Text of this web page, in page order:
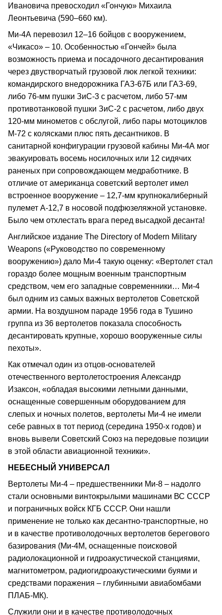
Ивановича превосходил «Гончую» Михаила
Леонтьевича (590–660 км).
Ми-4А перевозил 12–16 бойцов с вооружением,
«Чикасо» – 10. Особенностью «Гончей» была
возможность приема и посадочного десантирования
через двустворчатый грузовой люк легкой техники:
командирского внедорожника ГАЗ-67Б или ГАЗ-69,
либо 76-мм пушки ЗиС-3 с расчетом, либо 57-мм
противотанковой пушки ЗиС-2 с расчетом, либо двух
120-мм минометов с обслугой, либо пары мотоциклов
М-72 с колясками плюс пять десантников. В
санитарной конфигурации грузовой кабины Ми-4А мог
эвакуировать восемь носилочных или 12 сидячих
раненых при сопровождающем медработнике. В
отличие от американца советский вертолет имел
встроенное вооружение – 12,7-мм крупнокалиберный
пулемет А-12,7 в носовой подфюзеляжной установке.
Было чем отхлестать врага перед высадкой десанта!
Английское издание The Directory of Modern Military
Weapons («Руководство по современному
вооружению») дало Ми-4 такую оценку: «Вертолет стал
гораздо более мощным военным транспортным
средством, чем его западные современники… Ми-4
был одним из самых важных вертолетов Советской
армии. На воздушном параде 1956 года в Тушино
группа из 36 вертолетов показала способность
десантировать крупные, хорошо вооруженные силы
пехоты».
Как отмечал один из отцов-основателей
отечественного вертолетостроения Александр
Изаксон, «обладая высокими летными данными,
оснащенные совершенным оборудованием для
слепых и ночных полетов, вертолеты Ми-4 не имели
себе равных в тот период (середина 1950-х годов) и
вновь вывели Советский Союз на передовые позиции
в этой области авиационной техники».
НЕБЕСНЫЙ УНИВЕРСАЛ
Вертолеты Ми-4 – предшественники Ми-8 – надолго
стали основными винтокрылыми машинами ВС СССР
и пограничных войск КГБ СССР. Они нашли
применение не только как десантно-транспортные, но
и в качестве противолодочных вертолетов берегового
базирования (Ми-4М, оснащенные поисковой
радиолокационной и гидроакустической станциями,
магнитометром, радиогидроакустическими буями и
средствами поражения – глубинными авиабомбами
ПЛАБ-МК).
Служили они и в качестве противолодочных